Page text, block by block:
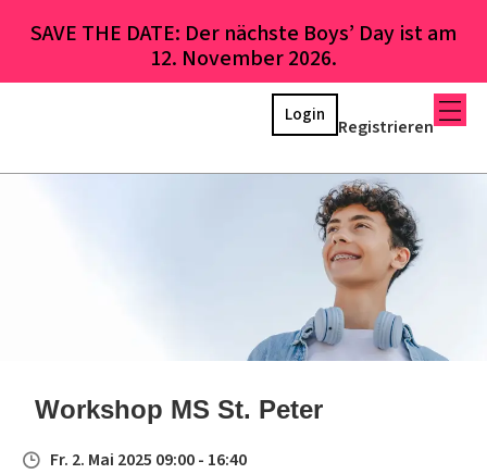
SAVE THE DATE: Der nächste Boys’ Day ist am
12. November 2026.
Registrieren
Login
Workshop MS St. Peter
Fr. 2. Mai 2025 09:00 - 16:40